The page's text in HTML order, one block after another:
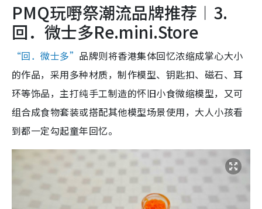
PMQ玩嘢祭潮流品牌推荐︱3.
回．微士多Re.mini.Store
“回．微士多” 品牌则将香港集体回忆浓缩成掌心大小
的作品，采用多种材质，制作模型、钥匙扣、磁石、耳
环等饰品，主打纯手工制造的怀旧小食微缩模型，又可
组合成食物套装或搭配其他模型场景使用，大人小孩看
到都一定勾起童年回忆。